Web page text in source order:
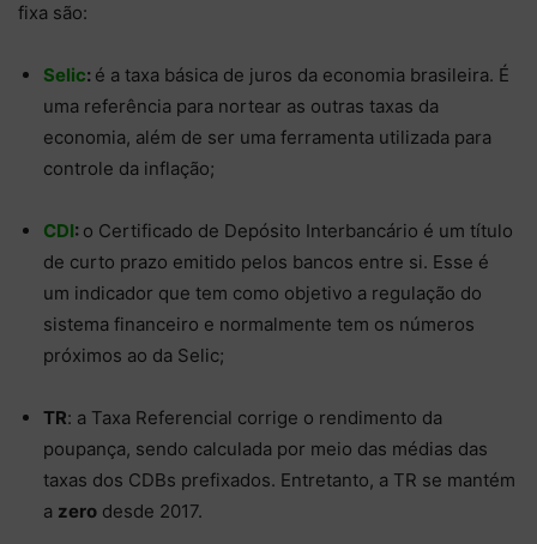
fixa são:
Selic: é a taxa básica de juros da economia brasileira. É
uma referência para nortear as outras taxas da
economia, além de ser uma ferramenta utilizada para
controle da inflação;
CDI: o Certificado de Depósito Interbancário é um título
de curto prazo emitido pelos bancos entre si. Esse é
um indicador que tem como objetivo a regulação do
sistema financeiro e normalmente tem os números
próximos ao da Selic;
TR: a Taxa Referencial corrige o rendimento da
poupança, sendo calculada por meio das médias das
taxas dos CDBs prefixados. Entretanto, a TR se mantém
a zero desde 2017.